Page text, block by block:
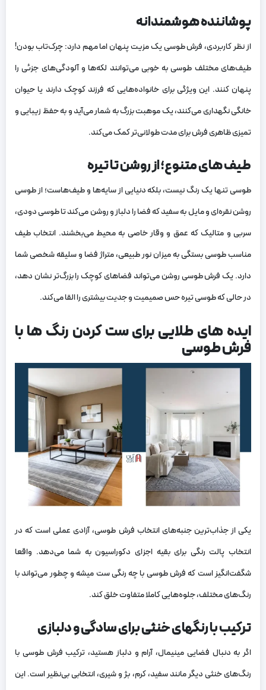
پوشاننده هوشمندانه
از نظر کاربردی، فرش طوسی یک مزیت پنهان اما مهم دارد: چرک‌تاب بودن!
طیف‌های مختلف طوسی به خوبی می‌توانند لکه‌ها و آلودگی‌های جزئی را
پنهان کنند. این ویژگی برای خانواده‌هایی که فرزند کوچک دارند یا حیوان
خانگی نگهداری می‌کنند، یک موهبت بزرگ به شمار می‌آید و به حفظ زیبایی و
تمیزی ظاهری فرش برای مدت طولانی‌تر کمک می‌کند.
طیف های متنوع؛ از روشن تا تیره
طوسی تنها یک رنگ نیست، بلکه دنیایی از سایه‌ها و طیف‌هاست؛ از طوسی
روشن نقره‌ای و مایل به سفید که فضا را دلباز و روشن می‌کند تا طوسی دودی،
سربی و متالیک که عمق و وقار خاصی به محیط می‌بخشند. انتخاب طیف
مناسب طوسی بستگی به میزان نور طبیعی، متراژ فضا و سلیقه شخصی شما
دارد. یک فرش طوسی روشن می‌تواند فضاهای کوچک را بزرگ‌تر نشان دهد،
در حالی که طوسی تیره حس صمیمیت و جدیت بیشتری را القا می‌کند.
ایده های طلایی برای ست کردن رنگ ها با
فرش طوسی
یکی از جذاب‌ترین جنبه‌های انتخاب فرش طوسی، آزادی عملی است که در
انتخاب پالت رنگی برای بقیه اجزای دکوراسیون به شما می‌دهد. واقعا
شگفت‌انگیز است که فرش طوسی با چه رنگی ست میشه و چطور می‌تواند با
رنگ‌های مختلف، جلوه‌هایی کاملا متفاوت خلق کند.
ترکیب با رنگهای خنثی برای سادگی و دلبازی
اگر به دنبال فضایی مینیمال، آرام و دلباز هستید، ترکیب فرش طوسی با
رنگ‌های خنثی دیگر مانند سفید، کرم، بژ و شیری، انتخابی بی‌نظیر است. این